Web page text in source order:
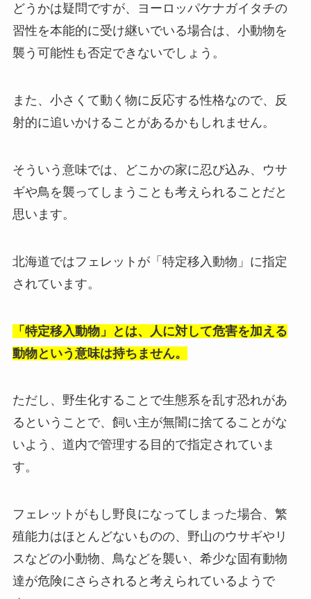
どうかは疑問ですが、ヨーロッパケナガイタチの
習性を本能的に受け継いでいる場合は、小動物を
襲う可能性も否定できないでしょう。
また、小さくて動く物に反応する性格なので、反
射的に追いかけることがあるかもしれません。
そういう意味では、どこかの家に忍び込み、ウサ
ギや鳥を襲ってしまうことも考えられることだと
思います。
北海道ではフェレットが「特定移入動物」に指定
されています。
「特定移入動物」とは、人に対して危害を加える
動物という意味は持ちません。
ただし、野生化することで生態系を乱す恐れがあ
るということで、飼い主が無闇に捨てることがな
いよう、道内で管理する目的で指定されていま
す。
フェレットがもし野良になってしまった場合、繁
殖能力はほとんどないものの、野山のウサギやリ
スなどの小動物、鳥などを襲い、希少な固有動物
達が危険にさらされると考えられているようで